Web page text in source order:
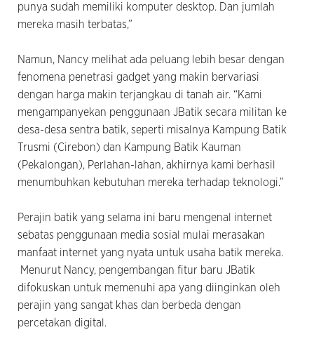
punya sudah memiliki komputer desktop. Dan jumlah
mereka masih terbatas,”
Namun, Nancy melihat ada peluang lebih besar dengan
fenomena penetrasi gadget yang makin bervariasi
dengan harga makin terjangkau di tanah air. “Kami
mengampanyekan penggunaan JBatik secara militan ke
desa-desa sentra batik, seperti misalnya Kampung Batik
Trusmi (Cirebon) dan Kampung Batik Kauman
(Pekalongan), Perlahan-lahan, akhirnya kami berhasil
menumbuhkan kebutuhan mereka terhadap teknologi.”
Perajin batik yang selama ini baru mengenal internet
sebatas penggunaan media sosial mulai merasakan
manfaat internet yang nyata untuk usaha batik mereka.
Menurut Nancy, pengembangan fitur baru JBatik
difokuskan untuk memenuhi apa yang diinginkan oleh
perajin yang sangat khas dan berbeda dengan
percetakan digital.